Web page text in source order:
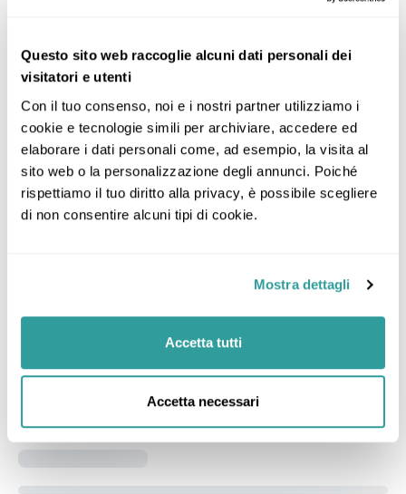
Questo sito web raccoglie alcuni dati personali dei
visitatori e utenti
Con il tuo consenso, noi e i nostri partner utilizziamo i
cookie e tecnologie simili per archiviare, accedere ed
elaborare i dati personali come, ad esempio, la visita al
sito web o la personalizzazione degli annunci. Poiché
rispettiamo il tuo diritto alla privacy, è possibile scegliere
di non consentire alcuni tipi di cookie.
Mostra dettagli
Accetta tutti
Accetta necessari